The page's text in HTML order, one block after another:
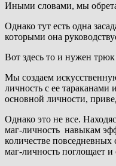
Иными словами, мы
Однако тут есть одна
которыми она
Вот здесь то и нужен
Мы создаем
личность с ее
основной личности,
Однако это не все.
маг-личность навыкам
количестве
маг-личность поглощает